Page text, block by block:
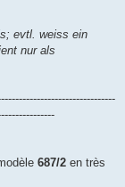
evtl. weiss ein
nur als
687/2en très